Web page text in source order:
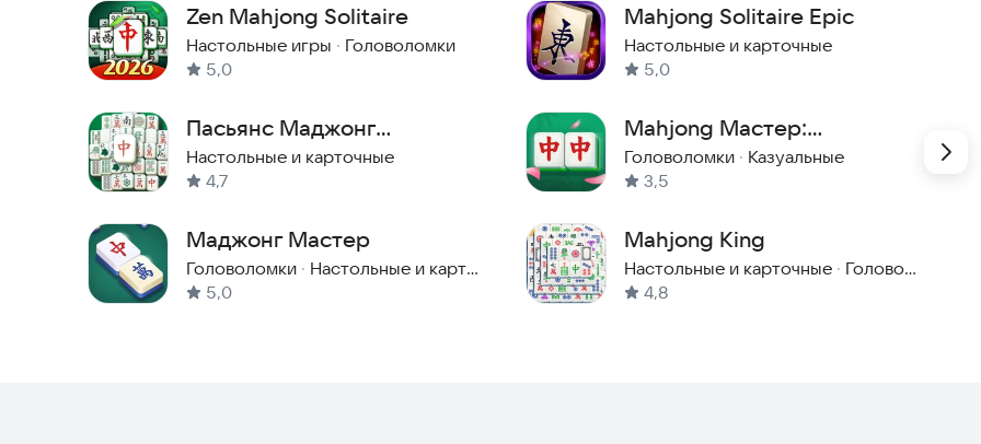
Zen Mahjong Solitaire
Настольные игры · Головоломки
5,0
Пасьянс Маджонг
Классический
Настольные и карточные
4,7
Маджонг Мастер
Головоломки · Настольные и карточные
5,0
Mahjong Solitaire Epic
Настольные и карточные
5,0
Mahjong Мастер:
Ежедневный матч
Головоломки · Казуальные
3,5
Mahjong King
Настольные и карточные · Головоломки
4,8